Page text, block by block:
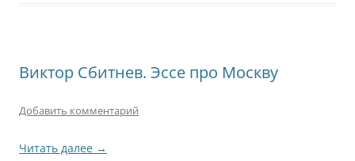
Виктор Сбитнев. Эссе про Москву
Добавить комментарий
Читать далее →